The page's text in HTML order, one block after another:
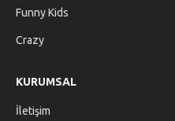
Funny Kids
Crazy
KURUMSAL
İletişim